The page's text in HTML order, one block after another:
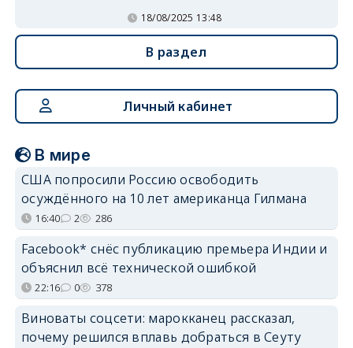
18/08/2025 13:48
В раздел
Личный кабинет
В мире
США попросили Россию освободить
осуждённого на 10 лет американца Гилмана
16:40 2 286
Facebook* снёс публикацию премьера Индии и
объяснил всё технической ошибкой
22:16 0 378
Виноваты соцсети: марокканец рассказал,
почему решился вплавь добраться в Сеуту